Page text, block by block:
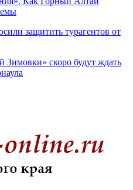
защитить турагентов от
Зимовки» скоро будут ждать